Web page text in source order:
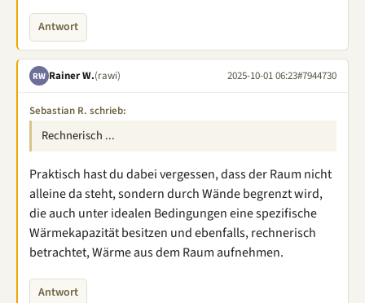
Antwort
RW Rainer W.(rawi) 2025-10-01 06:23#7944730
Sebastian R. schrieb:
Rechnerisch ...
Praktisch hast du dabei vergessen, dass der Raum nicht
alleine da steht, sondern durch Wände begrenzt wird,
die auch unter idealen Bedingungen eine spezifische
Wärmekapazität besitzen und ebenfalls, rechnerisch
betrachtet, Wärme aus dem Raum aufnehmen.
Antwort